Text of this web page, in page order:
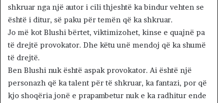
shkruar nga një autor i cili thjeshtë ka bindur vehten se
është i ditur, së paku për temën që ka shkruar.
Jo më kot Blushi bërtet, viktimizohet, kinse e quajnë pa
të drejtë provokator. Dhe këtu unë mendoj që ka shumë
të drejtë.
Ben Blushi nuk është aspak provokator. Ai është një
personazh që ka talent për të shkruar, ka fantazi, por që
kjo shoqëria jonë e prapambetur nuk e ka radhitur ende